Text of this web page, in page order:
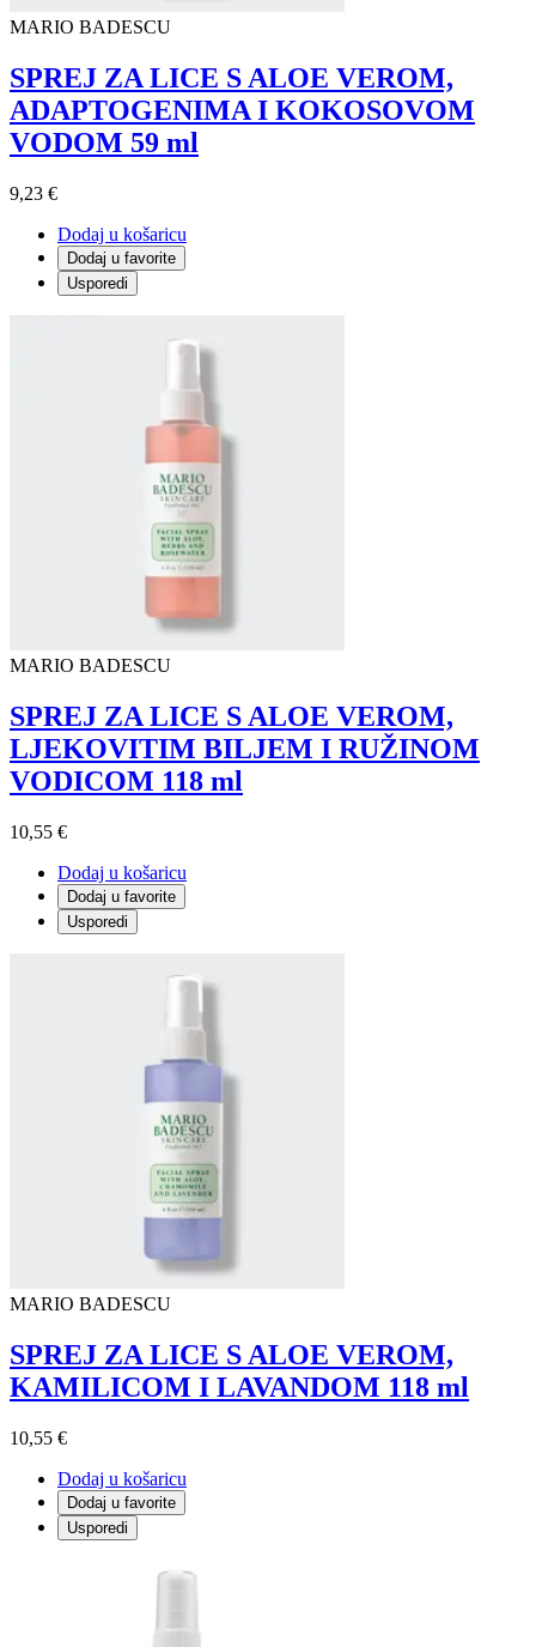
MARIO BADESCU
SPREJ ZA LICE S ALOE VEROM,
ADAPTOGENIMA I KOKOSOVOM
VODOM 59 ml
9,23 €
Dodaj u košaricu
Dodaj u favorite
Usporedi
MARIO BADESCU
SPREJ ZA LICE S ALOE VEROM,
LJEKOVITIM BILJEM I RUŽINOM
VODICOM 118 ml
10,55 €
Dodaj u košaricu
Dodaj u favorite
Usporedi
MARIO BADESCU
SPREJ ZA LICE S ALOE VEROM,
KAMILICOM I LAVANDOM 118 ml
10,55 €
Dodaj u košaricu
Dodaj u favorite
Usporedi